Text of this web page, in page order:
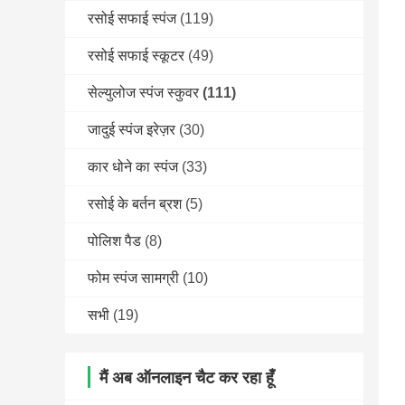
रसोई सफाई स्पंज (119)
रसोई सफाई स्कूटर (49)
सेल्युलोज स्पंज स्कुवर (111)
जादुई स्पंज इरेज़र (30)
कार धोने का स्पंज (33)
रसोई के बर्तन ब्रश (5)
पोलिश पैड (8)
फोम स्पंज सामग्री (10)
सभी (19)
मैं अब ऑनलाइन चैट कर रहा हूँ